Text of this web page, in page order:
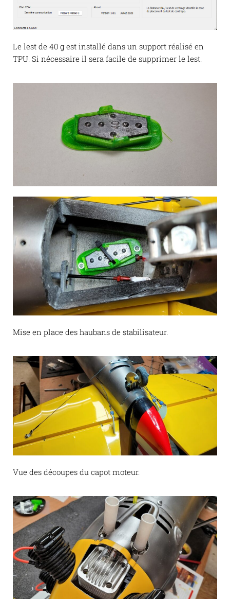
Le lest de 40 g est installé dans un support réalisé en
TPU. Si nécessaire il sera facile de supprimer le lest.
Mise en place des haubans de stabilisateur.
Vue des découpes du capot moteur.